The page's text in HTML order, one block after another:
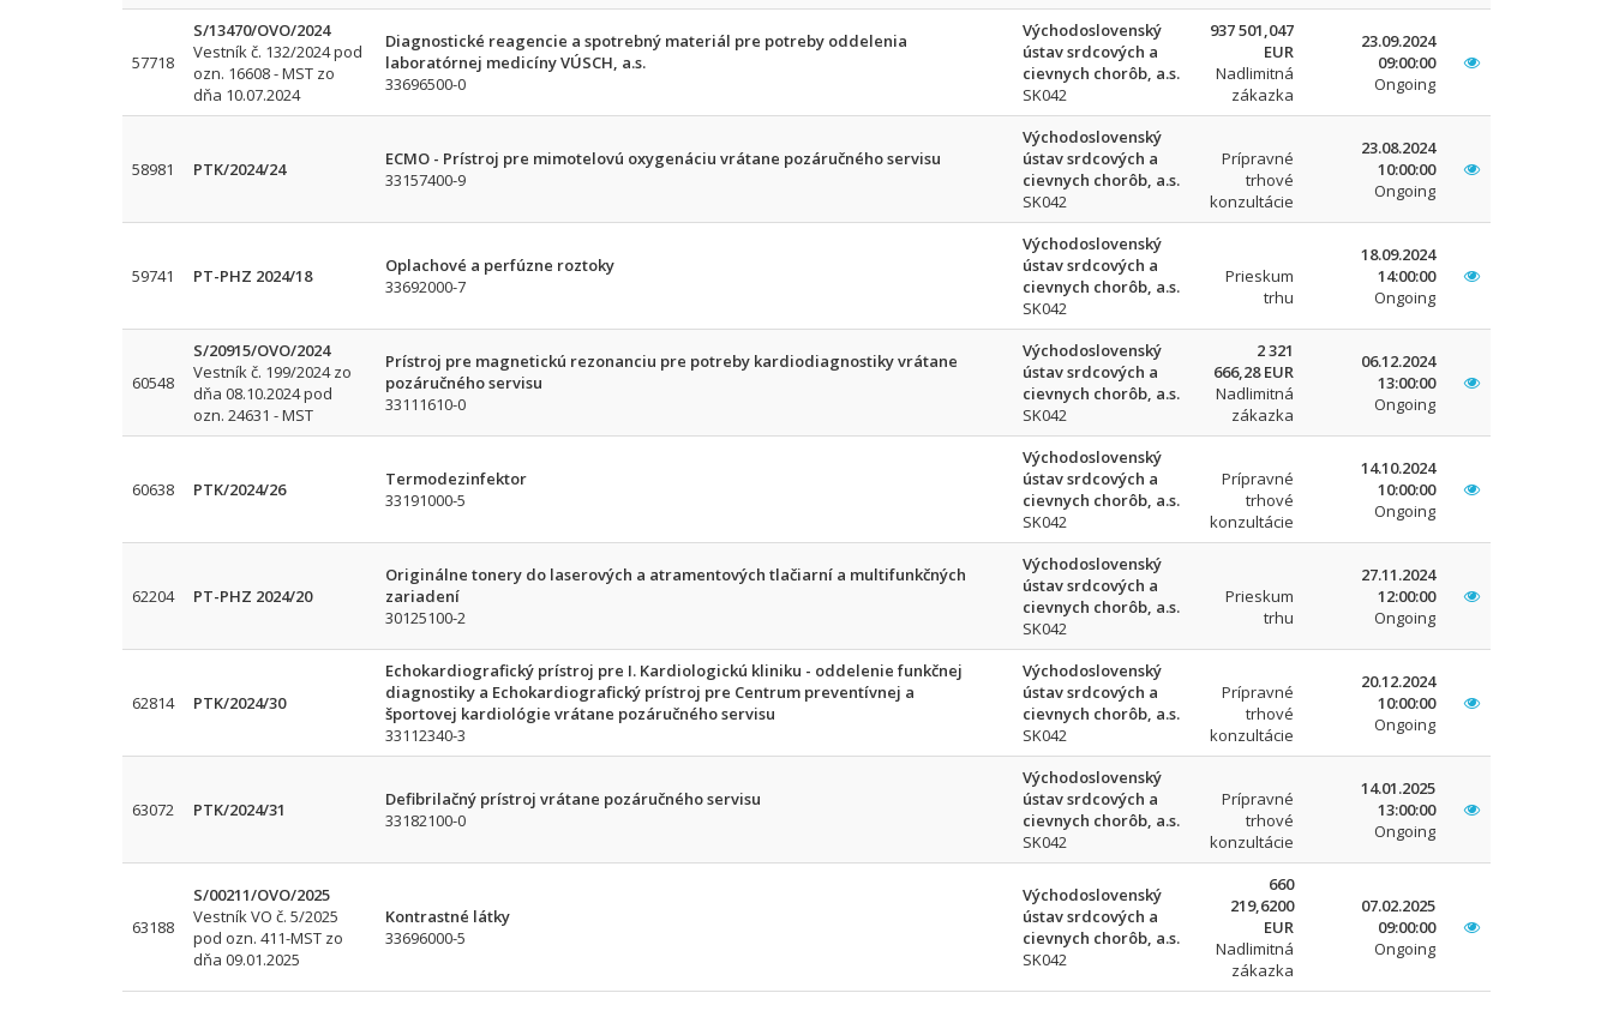
57718
S/13470/OVO/2024
Vestník č. 132/2024 pod
ozn. 16608 - MST zo
dňa 10.07.2024
Diagnostické reagencie a spotrebný materiál pre potreby oddelenia
laboratórnej medicíny VÚSCH, a.s.
33696500-0
Východoslovenský
ústav srdcových a
cievnych chorôb, a.s.
SK042
937 501,047
EUR
Nadlimitná
zákazka
23.09.2024
09:00:00
Ongoing
58981 PTK/2024/24
ECMO - Prístroj pre mimotelovú oxygenáciu vrátane pozáručného servisu
33157400-9
Východoslovenský
ústav srdcových a
cievnych chorôb, a.s.
SK042
Prípravné
trhové
konzultácie
23.08.2024
10:00:00
Ongoing
59741 PT-PHZ 2024/18
Oplachové a perfúzne roztoky
33692000-7
Východoslovenský
ústav srdcových a
cievnych chorôb, a.s.
SK042
Prieskum
trhu
18.09.2024
14:00:00
Ongoing
60548
S/20915/OVO/2024
Vestník č. 199/2024 zo
dňa 08.10.2024 pod
ozn. 24631 - MST
Prístroj pre magnetickú rezonanciu pre potreby kardiodiagnostiky vrátane
pozáručného servisu
33111610-0
Východoslovenský
ústav srdcových a
cievnych chorôb, a.s.
SK042
2 321
666,28 EUR
Nadlimitná
zákazka
06.12.2024
13:00:00
Ongoing
60638 PTK/2024/26
Termodezinfektor
33191000-5
Východoslovenský
ústav srdcových a
cievnych chorôb, a.s.
SK042
Prípravné
trhové
konzultácie
14.10.2024
10:00:00
Ongoing
62204 PT-PHZ 2024/20
Originálne tonery do laserových a atramentových tlačiarní a multifunkčných
zariadení
30125100-2
Východoslovenský
ústav srdcových a
cievnych chorôb, a.s.
SK042
Prieskum
trhu
27.11.2024
12:00:00
Ongoing
62814 PTK/2024/30
Echokardiografický prístroj pre I. Kardiologickú kliniku - oddelenie funkčnej
diagnostiky a Echokardiografický prístroj pre Centrum preventívnej a
športovej kardiológie vrátane pozáručného servisu
33112340-3
Východoslovenský
ústav srdcových a
cievnych chorôb, a.s.
SK042
Prípravné
trhové
konzultácie
20.12.2024
10:00:00
Ongoing
63072 PTK/2024/31
Defibrilačný prístroj vrátane pozáručného servisu
33182100-0
Východoslovenský
ústav srdcových a
cievnych chorôb, a.s.
SK042
Prípravné
trhové
konzultácie
14.01.2025
13:00:00
Ongoing
63188
S/00211/OVO/2025
Vestník VO č. 5/2025
pod ozn. 411-MST zo
dňa 09.01.2025
Kontrastné látky
33696000-5
Východoslovenský
ústav srdcových a
cievnych chorôb, a.s.
SK042
660
219,6200
EUR
Nadlimitná
zákazka
07.02.2025
09:00:00
Ongoing